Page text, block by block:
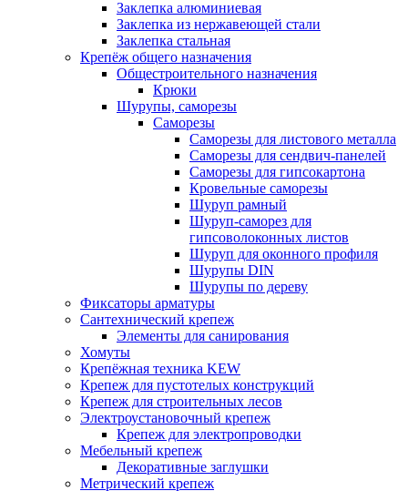
Заклепка алюминиевая
Заклепка из нержавеющей стали
Заклепка стальная
Крепёж общего назначения
Общестроительного назначения
Крюки
Шурупы, саморезы
Саморезы
Саморезы для листового металла
Саморезы для сендвич-панелей
Саморезы для гипсокартона
Кровельные саморезы
Шуруп рамный
Шуруп-саморез для
гипсоволоконных листов
Шуруп для оконного профиля
Шурупы DIN
Шурупы по дереву
Фиксаторы арматуры
Сантехнический крепеж
Элементы для санирования
Хомуты
Крепёжная техника KEW
Крепеж для пустотелых конструкций
Крепеж для строительных лесов
Электроустановочный крепеж
Крепеж для электропроводки
Мебельный крепеж
Декоративные заглушки
Метрический крепеж